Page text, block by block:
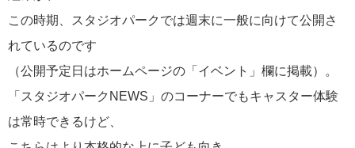
この時期、スタジオパークでは週末に一般に向けて公開さ
れているのです
（公開予定日はホームページの「イベント」欄に掲載）。
「スタジオパークNEWS」のコーナーでもキャスター体験
は常時できるけど、